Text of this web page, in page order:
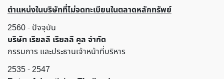
ตำแหน่งในบริษัทที่ไม่จดทะเบียนในตลาดหลักทรัพย์
2560 - ปัจจุบัน
บริษัท เรียลลี เรียลลี คูล จำกัด
กรรมการ และประธานเจ้าหน้าที่บริหาร
2535 - 2547